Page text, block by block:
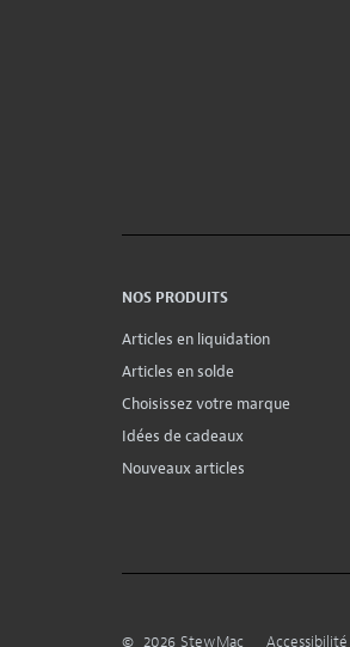
NOS PRODUITS
Articles en liquidation
Articles en solde
Choisissez votre marque
Idées de cadeaux
Nouveaux articles
© 2026 StewMac Accessibilité